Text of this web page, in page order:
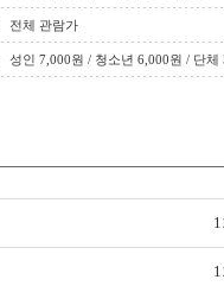
전체 관람가
성인 7,000원 / 청소년 6,000원 / 단